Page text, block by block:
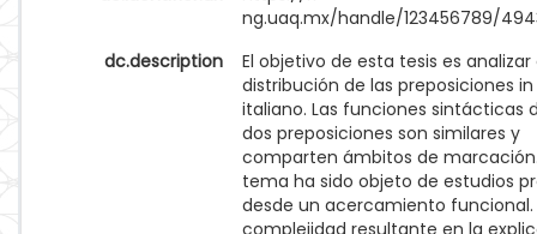
ng.uaq.mx/handle/123456789/
dc.description
El objetivo de esta tesis es analizar
distribución de las preposiciones
italiano. Las funciones sintácticas
dos preposiciones son similares y
comparten ámbitos de
tema ha sido objeto de estudios
desde un acercamiento funcional.
complejidad resultante en la